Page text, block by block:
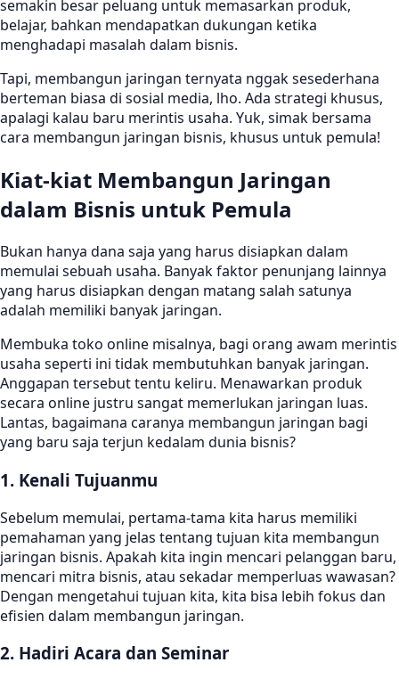
semakin besar peluang untuk memasarkan produk,
belajar, bahkan mendapatkan dukungan ketika
menghadapi masalah dalam bisnis.
Tapi, membangun jaringan ternyata nggak sesederhana
berteman biasa di sosial media, lho. Ada strategi khusus,
apalagi kalau baru merintis usaha. Yuk, simak bersama
cara membangun jaringan bisnis, khusus untuk pemula!
Kiat-kiat Membangun Jaringan
dalam Bisnis untuk Pemula
Bukan hanya dana saja yang harus disiapkan dalam
memulai sebuah usaha. Banyak faktor penunjang lainnya
yang harus disiapkan dengan matang salah satunya
adalah memiliki banyak jaringan.
Membuka toko online misalnya, bagi orang awam merintis
usaha seperti ini tidak membutuhkan banyak jaringan.
Anggapan tersebut tentu keliru. Menawarkan produk
secara online justru sangat memerlukan jaringan luas.
Lantas, bagaimana caranya membangun jaringan bagi
yang baru saja terjun kedalam dunia bisnis?
1. Kenali Tujuanmu
Sebelum memulai, pertama-tama kita harus memiliki
pemahaman yang jelas tentang tujuan kita membangun
jaringan bisnis. Apakah kita ingin mencari pelanggan baru,
mencari mitra bisnis, atau sekadar memperluas wawasan?
Dengan mengetahui tujuan kita, kita bisa lebih fokus dan
efisien dalam membangun jaringan.
2. Hadiri Acara dan Seminar